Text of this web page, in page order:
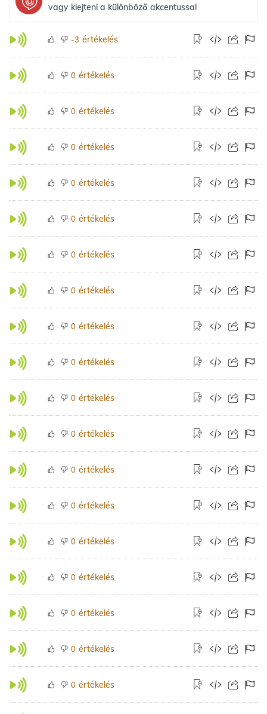
vagy kiejteni a különböző akcentussal
-3 értékelés
0 értékelés
0 értékelés
0 értékelés
0 értékelés
0 értékelés
0 értékelés
0 értékelés
0 értékelés
0 értékelés
0 értékelés
0 értékelés
0 értékelés
0 értékelés
0 értékelés
0 értékelés
0 értékelés
0 értékelés
0 értékelés